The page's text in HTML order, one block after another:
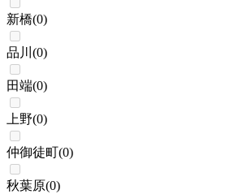
新橋(0)
品川 (0)
田端(0)
上野(0)
仲御徒町(0)
秋葉原(0)